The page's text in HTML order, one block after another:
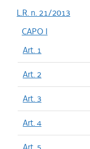
L.R. n. 21/2013
CAPO I
Art. 1
Art. 2
Art. 3
Art. 4